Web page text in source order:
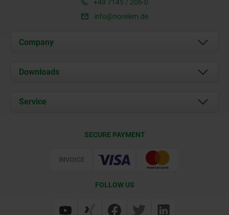
+49 7145 / 206-0
info@norelem.de
Company
About us
Career
Downloads
Documents
Service
Web Support
SECURE PAYMENT
FOLLOW US